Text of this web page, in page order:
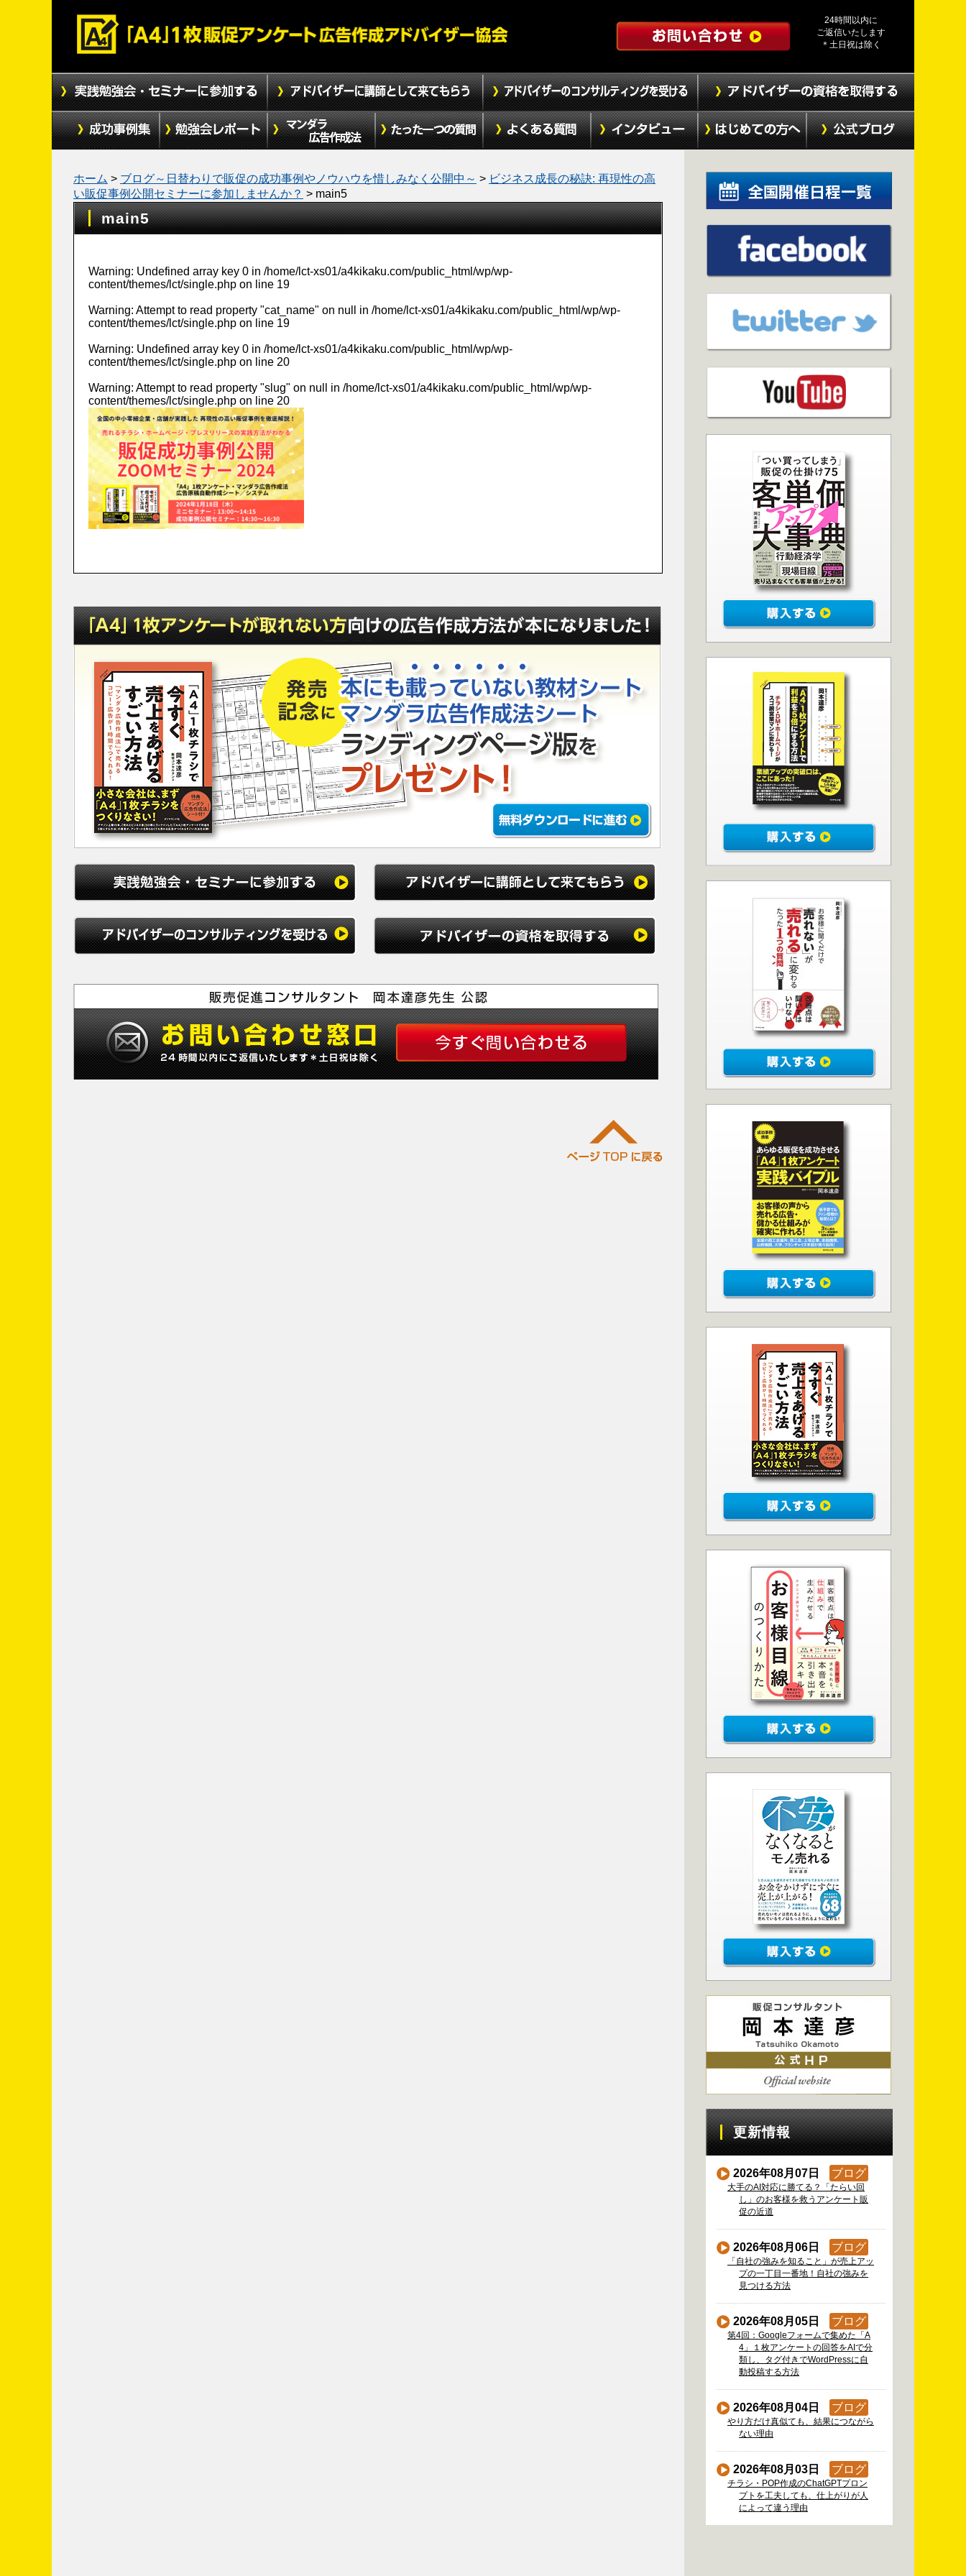
24時間以内に
ご返信いたします
＊土日祝は除く
ホーム > ブログ～日替わりで販促の成功事例やノウハウを惜しみなく公開中～ > ビジネス成長の秘訣: 再現性の高
い販促事例公開セミナーに参加しませんか？ > main5
main5
Warning: Undefined array key 0 in /home/lct-xs01/a4kikaku.com/public_html/wp/wp-
content/themes/lct/single.php on line 19
Warning: Attempt to read property "cat_name" on null in /home/lct-xs01/a4kikaku.com/public_html/wp/wp-
content/themes/lct/single.php on line 19
Warning: Undefined array key 0 in /home/lct-xs01/a4kikaku.com/public_html/wp/wp-
content/themes/lct/single.php on line 20
Warning: Attempt to read property "slug" on null in /home/lct-xs01/a4kikaku.com/public_html/wp/wp-
content/themes/lct/single.php on line 20
更新情報
2026年08月07日 ブログ
大手のAI対応に勝てる？「たらい回
し」のお客様を救うアンケート販
促の近道
2026年08月06日 ブログ
「自社の強みを知ること」が売上アッ
プの一丁目一番地！自社の強みを
見つける方法
2026年08月05日 ブログ
第4回：Googleフォームで集めた「A
4」１枚アンケートの回答をAIで分
類し、タグ付きでWordPressに自
動投稿する方法
2026年08月04日 ブログ
やり方だけ真似ても、結果につながら
ない理由
2026年08月03日 ブログ
チラシ・POP作成のChatGPTプロン
プトを工夫しても、仕上がりが人
によって違う理由